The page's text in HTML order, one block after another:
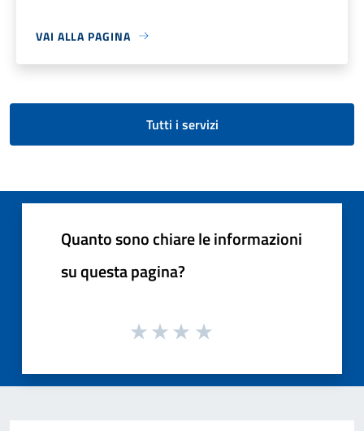
VAI ALLA PAGINA
Tutti i servizi
Quanto sono chiare le informazioni
su questa pagina?